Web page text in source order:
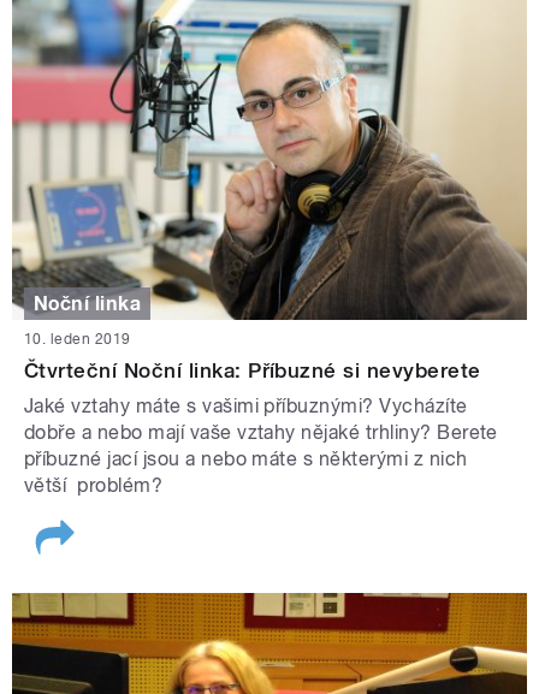
Noční linka
10. leden 2019
Čtvrteční Noční linka: Příbuzné si nevyberete
Jaké vztahy máte s vašimi příbuznými? Vycházíte
dobře a nebo mají vaše vztahy nějaké trhliny? Berete
příbuzné jací jsou a nebo máte s některými z nich
větší problém?